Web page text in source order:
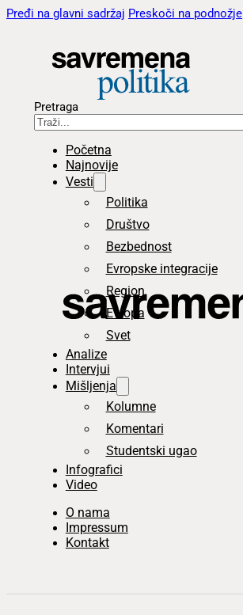
Pređi na glavni sadržaj Preskoči na podnožje
Pretraga
Početna
Najnovije
Vesti
Politika
Društvo
Bezbednost
Evropske integracije
Region
Evropa
Svet
Analize
Intervjui
Mišljenja
Kolumne
Komentari
Studentski ugao
Infografici
Video
O nama
Impressum
Kontakt